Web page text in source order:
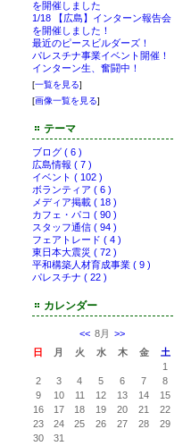
を開催しました
1/18 【広島】インターン報告会
を開催しました！
最近のピースビルダーズ！
パレスチナ事業イベント開催！
インターン生、奮闘中！
[一覧を見る]
[画像一覧を見る]
テーマ
ブログ ( 6 )
広島情報 ( 7 )
イベント ( 102 )
ボランティア ( 6 )
メディア掲載 ( 18 )
カフェ・パコ ( 90 )
スタッフ通信 ( 94 )
フェアトレード ( 4 )
東日本大震災 ( 72 )
平和構築人材育成事業 ( 9 )
パレスチナ ( 22 )
カレンダー
<< 8月 >>
日
月 火 水 木 金
土
1
2
3 4 5 6 7
8
9
10 11 12 13 14
15
16
17 18 19 20 21
22
23
24 25 26 27 28
29
30
31